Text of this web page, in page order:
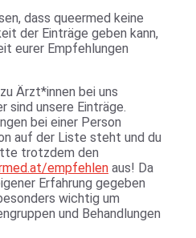
dass queermed keine
der Einträge geben kann,
eurer Empfehlungen
Ärzt*innen bei uns
sind unsere Einträge.
bei einer Person
auf der Liste steht und du
trotzdem den
empfehlen aus! Da
Erfahrung gegeben
wichtig um
und Behandlungen